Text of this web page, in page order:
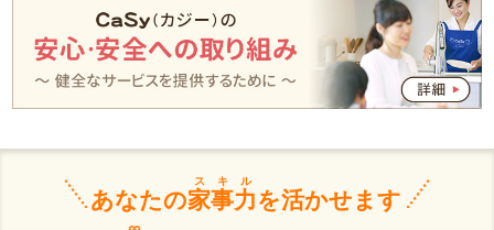
あなたの家事力
スキル
を活かせます